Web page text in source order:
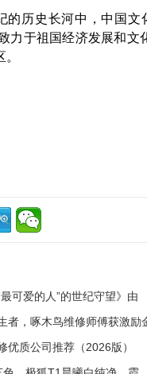
的历史长河中，中国文
力于祖国经济发展和
最可爱的人”的世纪守望》由
者，啄木鸟维修师傅获激励
优质公司推荐（2026版）